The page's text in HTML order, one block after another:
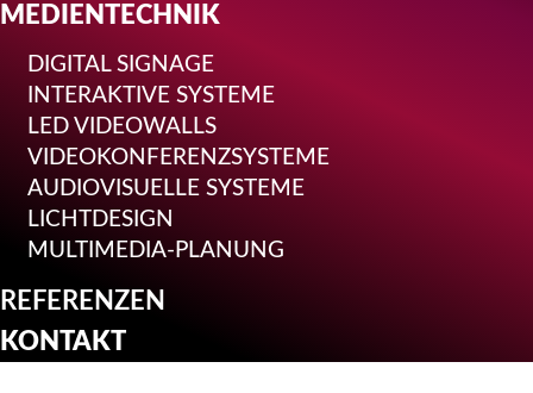
MEDIENTECHNIK
DIGITAL SIGNAGE
INTERAKTIVE SYSTEME
LED VIDEOWALLS
VIDEOKONFERENZSYSTEME
AUDIOVISUELLE SYSTEME
LICHTDESIGN
MULTIMEDIA-PLANUNG
REFERENZEN
KONTAKT